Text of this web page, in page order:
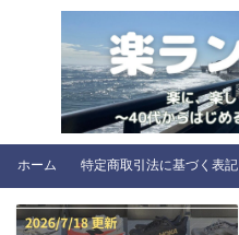
ホーム 特定商取引法に基づく表記